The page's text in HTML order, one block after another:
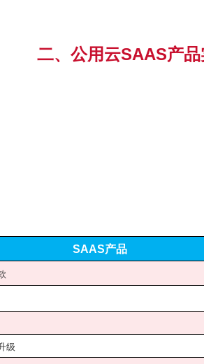
二、 公用云SAAS产
SAAS产品
级